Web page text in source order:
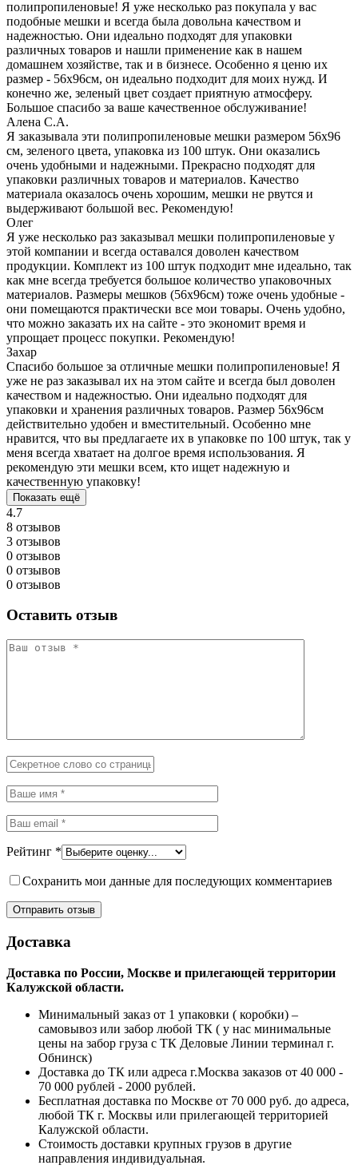
полипропиленовые! Я уже несколько раз покупала у вас
подобные мешки и всегда была довольна качеством и
надежностью. Они идеально подходят для упаковки
различных товаров и нашли применение как в нашем
домашнем хозяйстве, так и в бизнесе. Особенно я ценю их
размер - 56х96см, он идеально подходит для моих нужд. И
конечно же, зеленый цвет создает приятную атмосферу.
Большое спасибо за ваше качественное обслуживание!
Алена С.А.
Я заказывала эти полипропиленовые мешки размером 56х96
см, зеленого цвета, упаковка из 100 штук. Они оказались
очень удобными и надежными. Прекрасно подходят для
упаковки различных товаров и материалов. Качество
материала оказалось очень хорошим, мешки не рвутся и
выдерживают большой вес. Рекомендую!
Олег
Я уже несколько раз заказывал мешки полипропиленовые у
этой компании и всегда оставался доволен качеством
продукции. Комплект из 100 штук подходит мне идеально, так
как мне всегда требуется большое количество упаковочных
материалов. Размеры мешков (56х96см) тоже очень удобные -
они помещаются практически все мои товары. Очень удобно,
что можно заказать их на сайте - это экономит время и
упрощает процесс покупки. Рекомендую!
Захар
Спасибо большое за отличные мешки полипропиленовые! Я
уже не раз заказывал их на этом сайте и всегда был доволен
качеством и надежностью. Они идеально подходят для
упаковки и хранения различных товаров. Размер 56х96см
действительно удобен и вместительный. Особенно мне
нравится, что вы предлагаете их в упаковке по 100 штук, так у
меня всегда хватает на долгое время использования. Я
рекомендую эти мешки всем, кто ищет надежную и
качественную упаковку!
Показать ещё
4.7
8 отзывов
3 отзывов
0 отзывов
0 отзывов
0 отзывов
Оставить отзыв
Рейтинг *
Сохранить мои данные для последующих комментариев
Доставка
Доставка по России, Москве и прилегающей территории
Калужской области.
Минимальный заказ от 1 упаковки ( коробки) –
самовывоз или забор любой ТК ( у нас минимальные
цены на забор груза с ТК Деловые Линии терминал г.
Обнинск)
Доставка до ТК или адреса г.Москва заказов от 40 000 -
70 000 рублей - 2000 рублей.
Бесплатная доставка по Москве от 70 000 руб. до адреса,
любой ТК г. Москвы или прилегающей территорией
Калужской области.
Стоимость доставки крупных грузов в другие
направления индивидуальная.